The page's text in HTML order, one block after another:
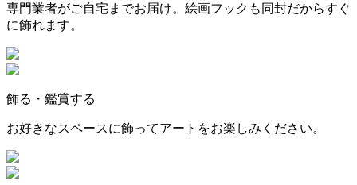
専門業者がご自宅までお届け。絵画フックも同封だからすぐ
に飾れます。
飾る・鑑賞する
お好きなスペースに飾ってアートをお楽しみください。